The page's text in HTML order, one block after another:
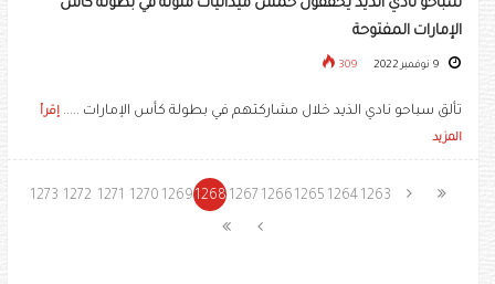
سباحو نادي الذيد يحققون خمس ميداليات ملونة في بطولة كأس
الإمارات المفتوحة
309
تألق سباحو نادي الذيد خلال مشاركتهم في بطولة كأس الإمارات ..... إقرأ
المزيد
1263
1264
1265
1266
1267
1268
1269
1270
1271
1272
1273